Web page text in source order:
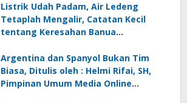
Listrik Udah Padam, Air Ledeng
Tetaplah Mengalir, Catatan Kecil
tentang Keresahan Banua
Ancaman Lingkungan, Oleh : Helmi
Rifai, SH
Argentina dan Spanyol Bukan Tim
Biasa, Ditulis oleh : Helmi Rifai, SH,
Pimpinan Umum Media Online